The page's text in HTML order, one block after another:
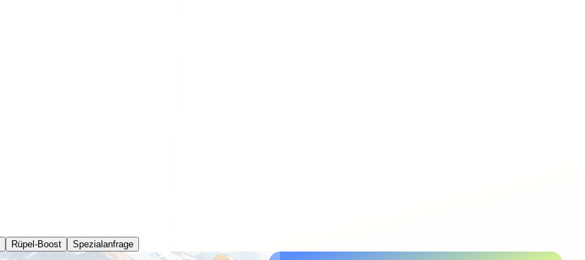
Rüpel-Boost Spezialanfrage